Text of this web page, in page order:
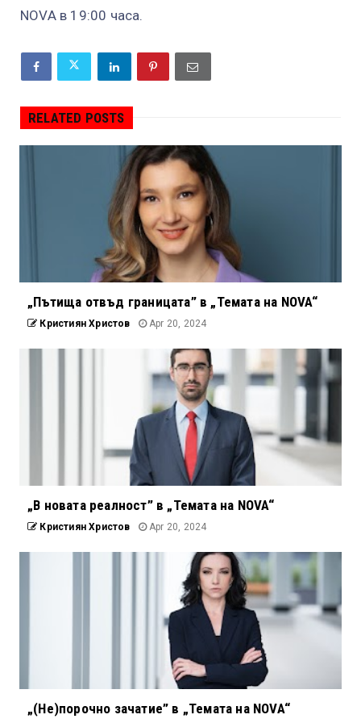
NOVA в 19:00 часа.
RELATED POSTS
„Пътища отвъд границата” в „Темата на NOVA“
Кристиян Христов Apr 20, 2024
„В новата реалност” в „Темата на NOVA“
Кристиян Христов Apr 20, 2024
„(Не)порочно зачатие” в „Темата на NOVA“